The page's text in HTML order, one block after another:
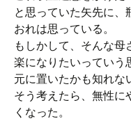
と思っていた矢先に、
おれは思っている。
もしかして、そんな母
楽になりたいっていう
元に置いたかも知れな
そう考えたら、無性に
くなった。